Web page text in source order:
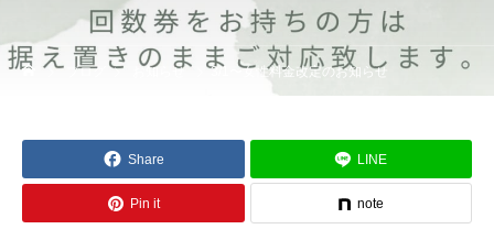
ブログ お知らせ 3/1〜女性料金改定のお知らせ
Share LINE
Pin it note